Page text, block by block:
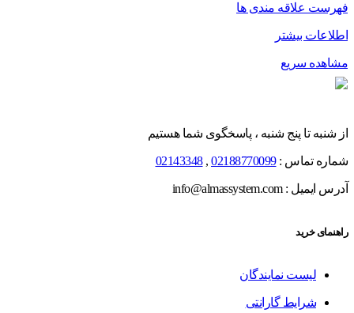
فهرست علاقه مندی ها
اطلاعات بیشتر
مشاهده سریع
از شنبه تا پنج شنبه ، پاسخگوی شما هستیم
شماره تماس :02188770099
,
02143348
آدرس ایمیل : info@almassystem.com
راهنمای خرید
لیست نمایندگان
شرایط گارانتی